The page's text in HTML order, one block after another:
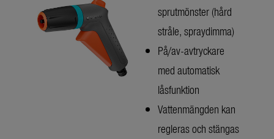
sprutmönster (hård
stråle, spraydimma)
På/av-avtryckare
med automatisk
låsfunktion
Vattenmängden kan
regleras och stängas